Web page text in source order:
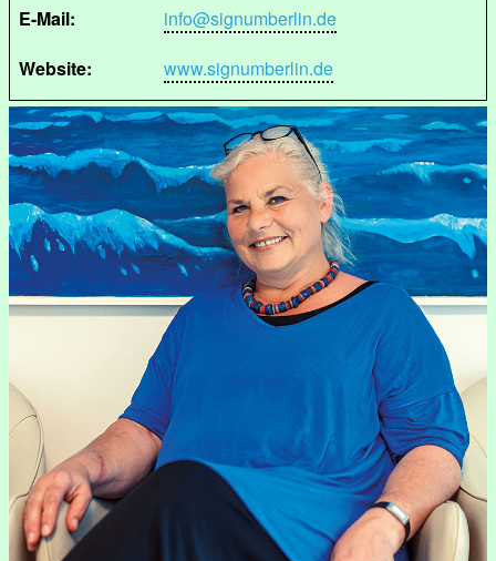
E-Mail:
info@signumberlin.de
Website:
www.signumberlin.de